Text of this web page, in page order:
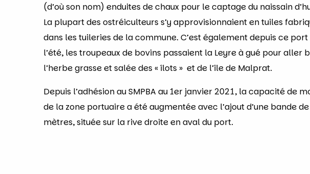
(d’où son nom) enduites de chaux pour le captage du naissain
La plupart des ostréiculteurs s’y approvisionnaient en tuiles
dans les tuileries de la commune. C’est également depuis ce
l’été, les troupeaux de bovins passaient la Leyre à gué pour aller
l’herbe grasse et salée des « îlots » et de l’île de Malprat.
Depuis l’adhésion au SMPBA au 1er janvier 2021, la capacité de
de la zone portuaire a été augmentée avec l’ajout d’une bande
mètres, située sur la rive droite en aval du port.